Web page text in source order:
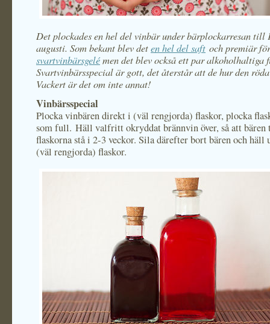
Det plockades en hel del vinbär under bärplockarresan
augusti. Som bekant blev deten hel del saft och premiär för
svartvinbärsgelémen det blev också ett par alkoholhaltiga
Svartvinbärsspecial är gott, det återstår att de hur den
Vackert är det om inte annat!
Vinbärsspecial
Plocka vinbären direkt i (väl rengjorda) flaskor, plocka
som full. Häll valfritt okryddat brännvin över, så att bären
flaskorna stå i 2-3 veckor. Sila därefter bort bären och häll
(väl rengjorda) flaskor.